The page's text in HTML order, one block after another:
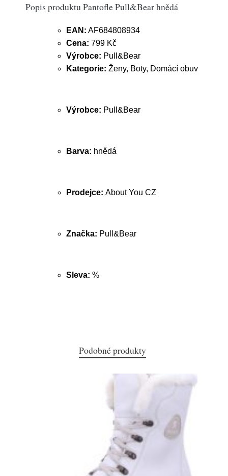
Popis produktu Pantofle Pull&Bear hnědá
EAN: AF684808934
Cena: 799 Kč
Výrobce: Pull&Bear
Kategorie: Ženy, Boty, Domácí obuv
Výrobce: Pull&Bear
Barva: hnědá
Prodejce: About You CZ
Značka: Pull&Bear
Sleva: %
Podobné produkty